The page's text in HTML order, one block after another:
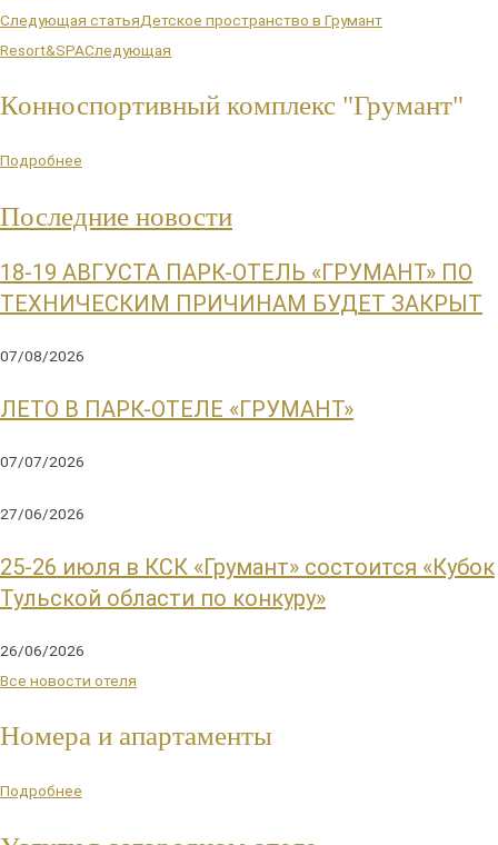
Следующая статьяДетское пространство в Грумант
Resort&SPAСледующая
Конноспортивный комплекс "Грумант"
Подробнее
Последние новости
18-19 АВГУСТА ПАРК-ОТЕЛЬ «ГРУМАНТ» ПО
ТЕХНИЧЕСКИМ ПРИЧИНАМ БУДЕТ ЗАКРЫТ
07/08/2026
ЛЕТО В ПАРК-ОТЕЛЕ «ГРУМАНТ»
07/07/2026
27/06/2026
25-26 июля в КСК «Грумант» состоится «Кубок
Тульской области по конкуру»
26/06/2026
Все новости отеля
Номера и апартаменты
Подробнее